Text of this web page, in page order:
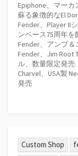
Epiphone、マー
蘇る象徴的なEl
Fender、Player II
ンベース75周年を
Fender、アンプ
Fender、Jim Root
ル、数量限定発売
Charvel、USA製
発売
Custom Shop